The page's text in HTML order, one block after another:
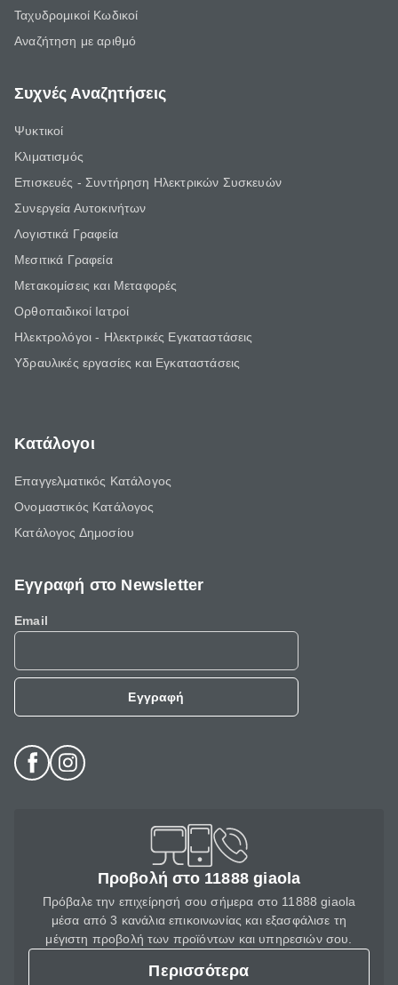
Ταχυδρομικοί Κωδικοί
Αναζήτηση με αριθμό
Συχνές Αναζητήσεις
Ψυκτικοί
Κλιματισμός
Επισκευές - Συντήρηση Ηλεκτρικών Συσκευών
Συνεργεία Αυτοκινήτων
Λογιστικά Γραφεία
Μεσιτικά Γραφεία
Μετακομίσεις και Μεταφορές
Ορθοπαιδικοί Ιατροί
Ηλεκτρολόγοι - Ηλεκτρικές Εγκαταστάσεις
Υδραυλικές εργασίες και Εγκαταστάσεις
Κατάλογοι
Επαγγελματικός Κατάλογος
Ονομαστικός Κατάλογος
Κατάλογος Δημοσίου
Εγγραφή στο Newsletter
Email
Εγγραφή
Προβολή στο 11888 giaola
Πρόβαλε την επιχείρησή σου σήμερα στο 11888 giaola
μέσα από 3 κανάλια επικοινωνίας και εξασφάλισε τη
μέγιστη προβολή των προϊόντων και υπηρεσιών σου.
Περισσότερα